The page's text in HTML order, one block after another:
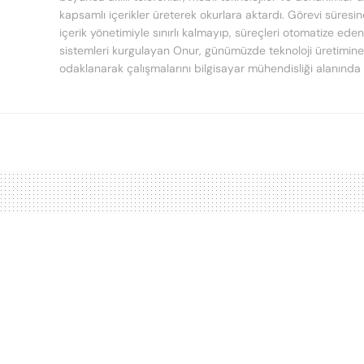
kapsamlı içerikler üreterek okurlara aktardı. Görevi
içerik yönetimiyle sınırlı kalmayıp, süreçleri otomatize
sistemleri kurgulayan Onur, günümüzde teknoloji üretimine
odaklanarak çalışmalarını bilgisayar mühendisliği